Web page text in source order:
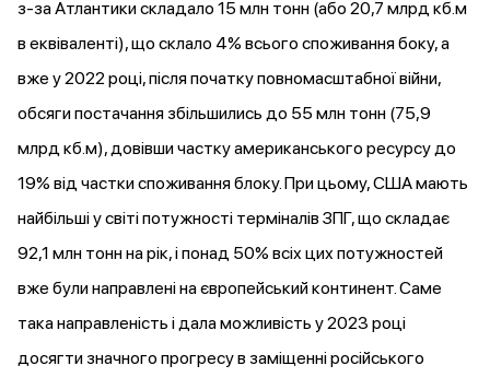
з-за Атлантики складало 15 млн тонн (або 20,7 млрд кб.м
в еквіваленті), що склало 4% всього споживання боку, а
вже у 2022 році, після початку повномасштабної війни,
обсяги постачання збільшились до 55 млн тонн (75,9
млрд кб.м), довівши частку американського ресурсу до
19% від частки споживання блоку. При цьому, США мають
найбільші у світі потужності терміналів ЗПГ, що складає
92,1 млн тонн на рік, і понад 50% всіх цих потужностей
вже були направлені на європейський континент. Саме
така направленість і дала можливість у 2023 році
досягти значного прогресу в заміщенні російського